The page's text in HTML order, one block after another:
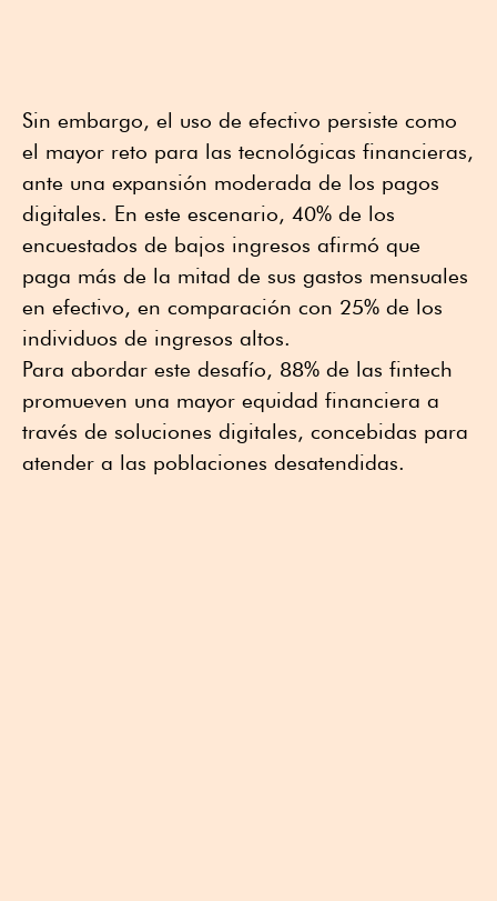
Sin embargo, el uso de efectivo persiste como
el mayor reto para las tecnológicas financieras,
ante una expansión moderada de los pagos
digitales. En este escenario, 40% de los
encuestados de bajos ingresos afirmó que
paga más de la mitad de sus gastos mensuales
en efectivo, en comparación con 25% de los
individuos de ingresos altos.
Para abordar este desafío, 88% de las fintech
promueven una mayor equidad financiera a
través de soluciones digitales, concebidas para
atender a las poblaciones desatendidas.